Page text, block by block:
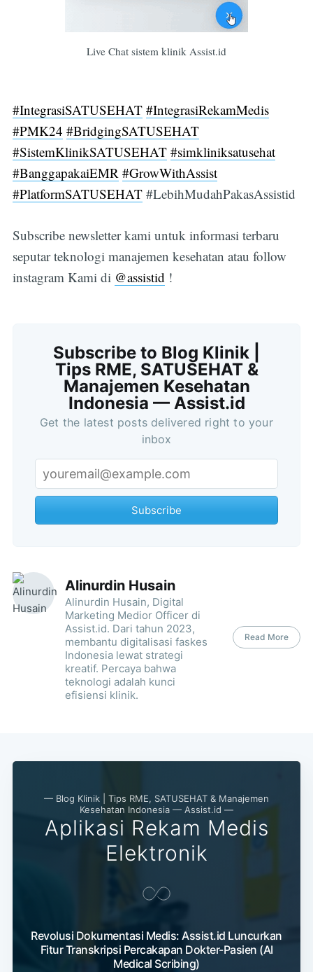
Live Chat sistem klinik Assist.id
#IntegrasiSATUSEHAT #IntegrasiRekamMedis
#PMK24 #BridgingSATUSEHAT
#SistemKlinikSATUSEHAT #simkliniksatusehat
#BanggapakaiEMR #GrowWithAssist
#PlatformSATUSEHAT#LebihMudahPakasAssistid
Subscribe newsletter kami untuk informasi terbaru
seputar teknologi manajemen kesehatan atau follow
instagram Kami di @assistid !
Subscribe to Blog Klinik |
Tips RME, SATUSEHAT &
Manajemen Kesehatan
Indonesia — Assist.id
Get the latest posts delivered right to your
inbox
Subscribe
Alinurdin Husain
Alinurdin Husain, Digital
Marketing Medior Officer di
Assist.id. Dari tahun 2023,
membantu digitalisasi faskes
Indonesia lewat strategi
kreatif. Percaya bahwa
teknologi adalah kunci
efisiensi klinik.
Read More
— Blog Klinik | Tips RME, SATUSEHAT & Manajemen
Kesehatan Indonesia — Assist.id —
Aplikasi Rekam Medis
Elektronik
Revolusi Dokumentasi Medis: Assist.id Luncurkan
Fitur Transkripsi Percakapan Dokter-Pasien (AI
Medical Scribing)